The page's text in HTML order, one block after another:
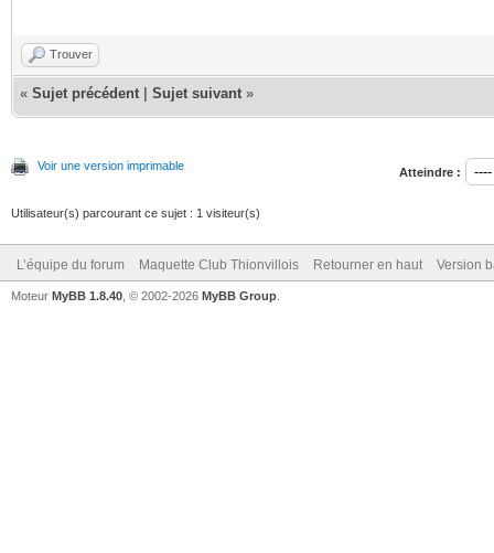
Trouver
« Sujet précédent Sujet suivant »
Voir une version imprimable Atteindre :
Utilisateur(s) parcourant ce sujet : 1 visiteur(s)
L’équipe du forum Maquette Club Thionvillois Retourner en haut Version
Moteur MyBB 1.8.40 , © 2002-2026 MyBB Group